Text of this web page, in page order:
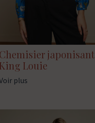
japonisant
Louie
plus